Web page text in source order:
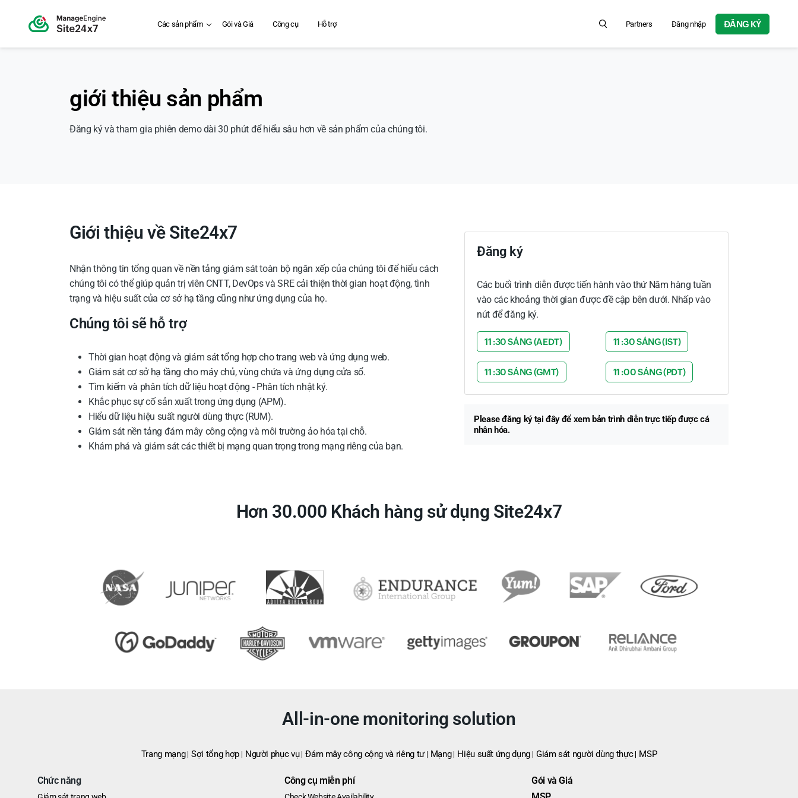
Các sản phẩm Gói và Giá Công cụ Hỗ trợ Search for product information, help articles, and more...
Partners Đăng nhập ĐĂNG KÝ
giới thiệu sản phẩm
Đăng ký và tham gia phiên demo dài 30 phút để hiểu sâu hơn về sản phẩm của chúng tôi.
Giới thiệu về Site24x7
Nhận thông tin tổng quan về nền tảng giám sát toàn bộ ngăn xếp của chúng tôi để hiểu cách
chúng tôi có thể giúp quản trị viên CNTT, DevOps và SRE cải thiện thời gian hoạt động, tình
trạng và hiệu suất của cơ sở hạ tầng cũng như ứng dụng của họ.
Chúng tôi sẽ hỗ trợ
Thời gian hoạt động và giám sát tổng hợp cho trang web và ứng dụng web.
Giám sát cơ sở hạ tầng cho máy chủ, vùng chứa và ứng dụng cửa sổ.
Tìm kiếm và phân tích dữ liệu hoạt động - Phân tích nhật ký.
Khắc phục sự cố sản xuất trong ứng dụng (APM).
Hiểu dữ liệu hiệu suất người dùng thực (RUM).
Giám sát nền tảng đám mây công cộng và môi trường ảo hóa tại chỗ.
Khám phá và giám sát các thiết bị mạng quan trọng trong mạng riêng của bạn.
Đăng ký
Các buổi trình diễn được tiến hành vào thứ Năm hàng tuần
vào các khoảng thời gian được đề cập bên dưới. Nhấp vào
nút để đăng ký.
11 :30 SÁNG (AEDT) 11 :30 SÁNG (IST)
11 :30 SÁNG (GMT) 11 :00 SÁNG (PDT)
Pleaseđăng ký tại đâyđể xem bản trình diễn trực tiếp được cá
nhân hóa.
Hơn 30.000 Khách hàng sử dụng Site24x7
All-in-one monitoring solution
Trang mạng Sợi tổng hợp Người phục vụ Đám mây công cộng và riêng tư Mạng Hiệu suất ứng dụng Giám sát người dùng thực MSP
Chức năng Công cụ miễn phí
Gói và Giá